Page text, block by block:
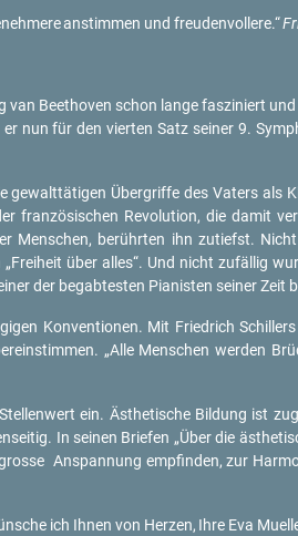
an­stim­men und freu­den­vol­le­re.“
van Beet­ho­ven schon lange fas­zi­niert
nun für den vier­ten Satz sei­ner 9.
ge­walt­tä­ti­gen Über­grif­fe des Va­ters als
fran­zö­si­schen Re­vo­lu­ti­on, die damit
Men­schen, be­rühr­ten ihn zu­tiefst.
über alles“. Und nicht zu­fäl­lig
der be­gab­tes­ten Pia­nis­ten sei­ner Zeit
Kon­ven­tio­nen. Mit Fried­rich
„Alle Men­schen wer­den
ein. Äs­the­ti­sche Bil­dung ist
In sei­nen Brie­fen „Über die
An­span­nung emp­fin­den, zur
ich Ihnen von Her­zen, Ihre Eva